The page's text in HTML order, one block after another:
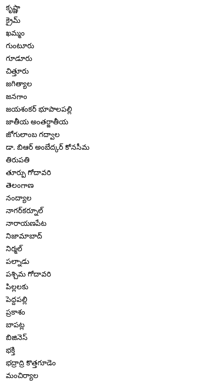
కృష్ణా
క్రైమ్
ఖమ్మం
గుంటూరు
గూడూరు
చిత్తూరు
జగిత్యాల
జనగాం
జయశంకర్ భూపాలపల్లి
జాతీయ అంతర్జాతీయ
జోగులాంబ గద్వాల
డా. బిఆర్ అంబేద్కర్ కోనసీమ
తిరుపతి
తూర్పు గోదావరి
తెలంగాణ
నంద్యాల
నాగర్‌కర్నూల్
నారాయణపేట
నిజామాబాద్
నిర్మల్
పల్నాడు
పశ్చిమ గోదావరి
పిల్లలకు
పెద్దపల్లి
ప్రకాశం
బాపట్ల
బిజినెస్
భక్తి
భద్రాద్రి కొత్తగూడెం
మంచిర్యాల